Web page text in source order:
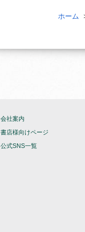
ホーム
会社案内
書店様向けページ
公式SNS一覧